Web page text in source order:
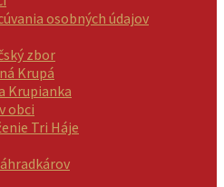
osobných údajov
zbor
Krupá
Krupianka
obci
Tri Háje